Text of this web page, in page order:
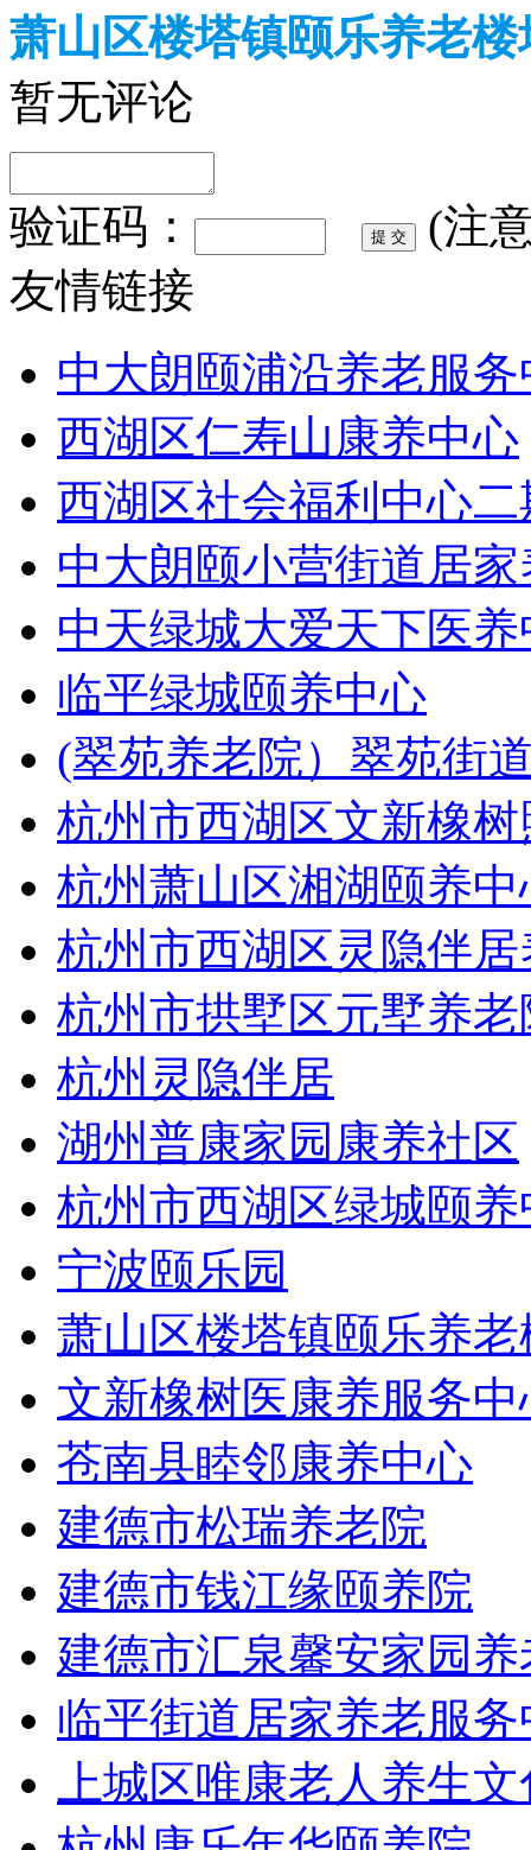
萧山区楼塔镇颐乐养老
暂无评论
验证码：
(注
友情链接
中大朗颐浦沿养老服务
西湖区仁寿山康养中心
西湖区社会福利中心二
中大朗颐小营街道居
中天绿城大爱天下医养
临平绿城颐养中心
(翠苑养老院）翠苑街
杭州市西湖区文新橡
杭州萧山区湘湖颐养中
杭州市西湖区灵隐伴
杭州市拱墅区元墅养老
杭州灵隐伴居
湖州普康家园康养社区
杭州市西湖区绿城颐养
宁波颐乐园
萧山区楼塔镇颐乐养
文新橡树医康养服务中
苍南县睦邻康养中心
建德市松瑞养老院
建德市钱江缘颐养院
建德市汇泉馨安家园养
临平街道居家养老服务
上城区唯康老人养生